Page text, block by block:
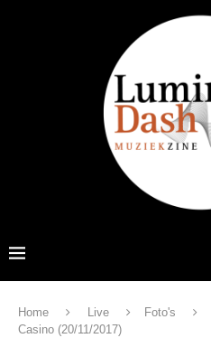
Home Live Foto's
Casino (20/11/2017)